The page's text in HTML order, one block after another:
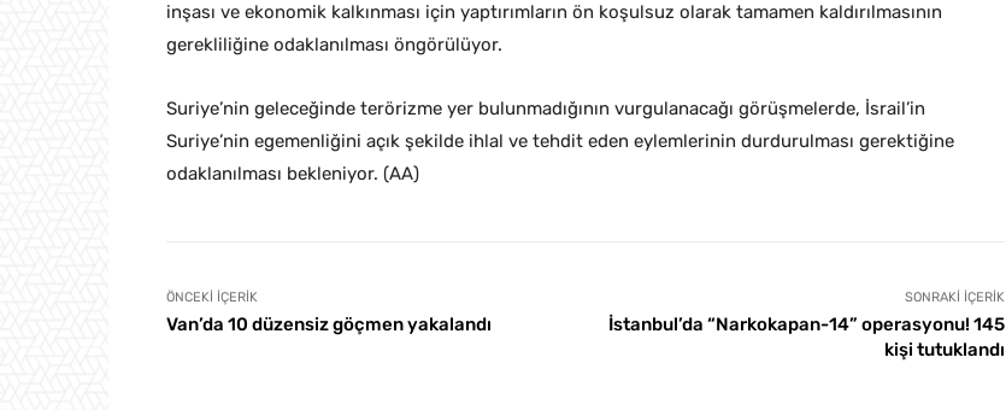
inşası ve ekonomik kalkınması için yaptırımların ön koşulsuz olarak tamamen kaldırılmasının
gerekliliğine odaklanılması öngörülüyor.
Suriye’nin geleceğinde terörizme yer bulunmadığının vurgulanacağı görüşmelerde, İsrail’in
Suriye’nin egemenliğini açık şekilde ihlal ve tehdit eden eylemlerinin durdurulması gerektiğine
odaklanılması bekleniyor. (AA)
ÖNCEKI İÇERIK
Van’da 10 düzensiz göçmen yakalandı
SONRAKI İÇERIK
İstanbul’da “Narkokapan-14” operasyonu! 145
kişi tutuklandı